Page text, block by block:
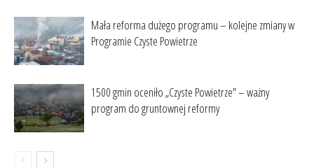
Mała reforma dużego programu – kolejne zmiany w
Programie Czyste Powietrze
1500 gmin oceniło „Czyste Powietrze” – ważny
program do gruntownej reformy